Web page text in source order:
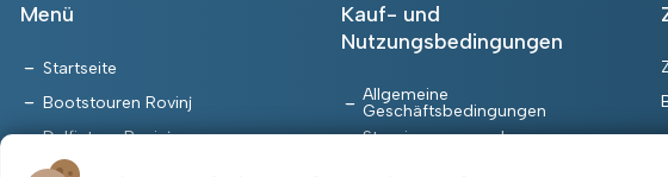
Menü
Startseite
Bootstouren Rovinj
Delfintour Rovinj
Unternehmungen in Istrien
Kauf- und
Nutzungsbedingungen
Allgemeine
Geschäftsbedingungen
Stornierungs- und